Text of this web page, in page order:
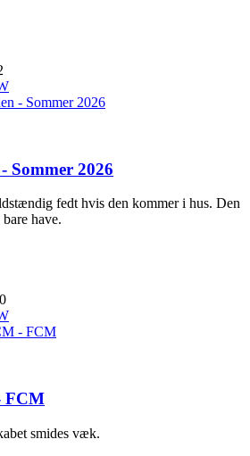
- Sommer 2026
Sommer 2026
fedt hvis den kommer i hus. Den
have.
- FCM
FCM
smides væk.